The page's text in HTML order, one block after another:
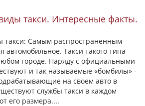
такси. Интересные факты.
Самым распространенным
автомобильное. Такси такого типа
городе. Наряду с официальными
и так называемые «бомбилы» -
на своем авто в
службы такси в каждом
его размера....